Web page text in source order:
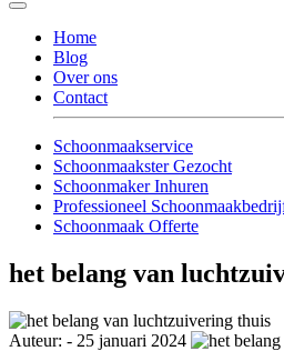
Home
Blog
Over ons
Contact
Schoonmaakservice
Schoonmaakster Gezocht
Schoonmaker Inhuren
Professioneel
Schoonmaak Offerte
het belang van
Auteur: - 25 januari 2024